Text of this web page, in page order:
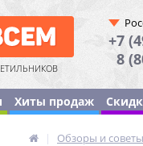
+7
8
Хиты продаж
| Обзоры и советы